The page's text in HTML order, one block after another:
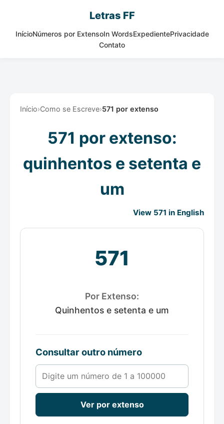
Letras FF
InícioNúmeros por ExtensoIn WordsExpedientePrivacidade
Contato
Início›Como se Escreve›571 por extenso
571 por extenso:
quinhentos e setenta e
um
View 571 in English
571
Por Extenso:
Quinhentos e setenta e um
Consultar outro número
Número de 1 a 100000
Ver por extenso